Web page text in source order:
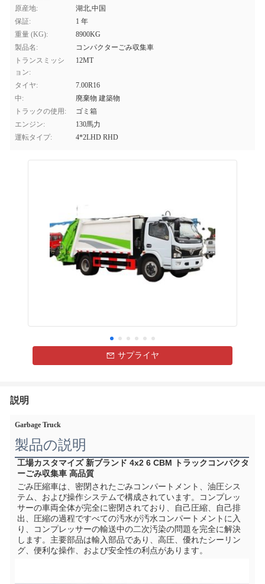
原産地:
湖北,中国
保証:
1 年
重量 (KG):
8900KG
製品名:
コンパクターごみ収集車
トランスミッシ
ョン:
12MT
タイヤ:
7.00R16
中:
廃棄物 建築物
トラックの使用:
ゴミ箱
エンジン:
130馬力
運転タイプ:
4*2LHD RHD
サプライヤ
説明
Garbage Truck
製品の説明
工場カスタマイズ 新ブランド 4x2 6 CBM トラックコンパクタ
ーごみ収集車 高品質
ごみ圧縮車は、密閉されたごみコンパートメント、油圧シス
テム、および操作システムで構成されています。コンプレッ
サーの車両全体が完全に密閉されており、自己圧縮、自己排
出、圧縮の過程ですべての汚水が汚水コンパートメントに入
り、コンプレッサーの輸送中の二次汚染の問題を完全に解決
します。主要部品は輸入部品であり、高圧、優れたシーリン
グ、便利な操作、および安全性の利点があります。